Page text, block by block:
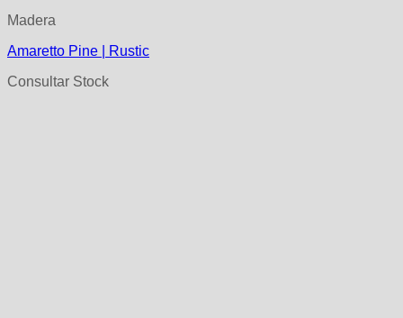
Madera
Amaretto Pine | Rustic
Consultar Stock